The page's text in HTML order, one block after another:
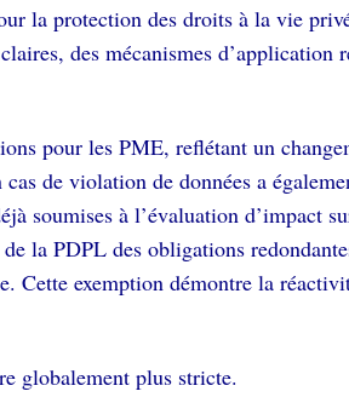
la protection des droits à la vie
des mécanismes d’application
pour les PME, reflétant un
de violation de données a
soumises à l’évaluation d’impact
la PDPL des obligations
Cette exemption démontre la
globalement plus stricte.